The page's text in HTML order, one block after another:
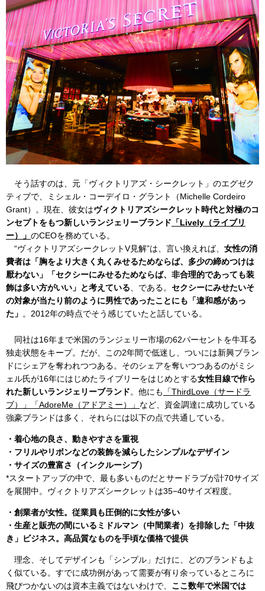
そう話すのは、元「ヴィクトリアズ・シークレット」のエグゼク
ティブで、ミシェル・コーデイロ・グラント（Michelle Cordeiro
Grant）。現在、彼女はヴィクトリアズシークレット時代と対極のコ
ンセプトをもつ新しいランジェリーブランド 「Lively（ライブリ
ー）」 のCEOを務めている。
“ヴィクトリアズシークレットV見解”は、言い換えれば、 女性の消
費者は「胸をより大きく丸くみせるためならば、多少の締めつけは
厭わない」「セクシーにみせるためならば、非合理的であっても装
飾は多い方がいい」と考えている 、である。 セクシーにみせたいそ
の対象が当たり前のように男性であったことにも「違和感があっ
た」 。2012年の時点でそう感じていたと話している。
同社は16年まで米国のランジェリー市場の62パーセントを牛耳る
独走状態をキープ。だが、この2年間で低迷し、ついには新興ブラン
ドにシェアを奪われつつある。そのシェアを奪いつつあるのがミシ
ェル氏が16年にはじめたライブリーをはじめとする女性目線で作ら
れた新しいランジェリーブランド。他にも
「ThirdLove（サードラ
ブ）」
「AdoreMe（アドアミー）」 など、資金調達に成功している
強豪ブランドは多く、それらには以下の点で共通している。
・着心地の良さ、動きやすさを重視
・フリルやリボンなどの装飾を減らしたシンプルなデザイン
・サイズの豊富さ（インクルーシブ）
*スタートアップの中で、最も多いものだとサードラブが計70サイズ
を展開中。ヴィクトリアズシークレットは35−40サイズ程度。
・創業者が女性。従業員も圧倒的に女性が多い
・生産と販売の間にいるミドルマン（中間業者）を排除した「中抜
き」ビジネス。高品質なものを手頃な価格で提供
理念、そしてデザインも「シンプル」だけに、どのブランドもよ
く似ている。すでに成功例があって需要が有り余っているところに
飛びつかないのは資本主義ではないわけで、 ここ数年で米国では